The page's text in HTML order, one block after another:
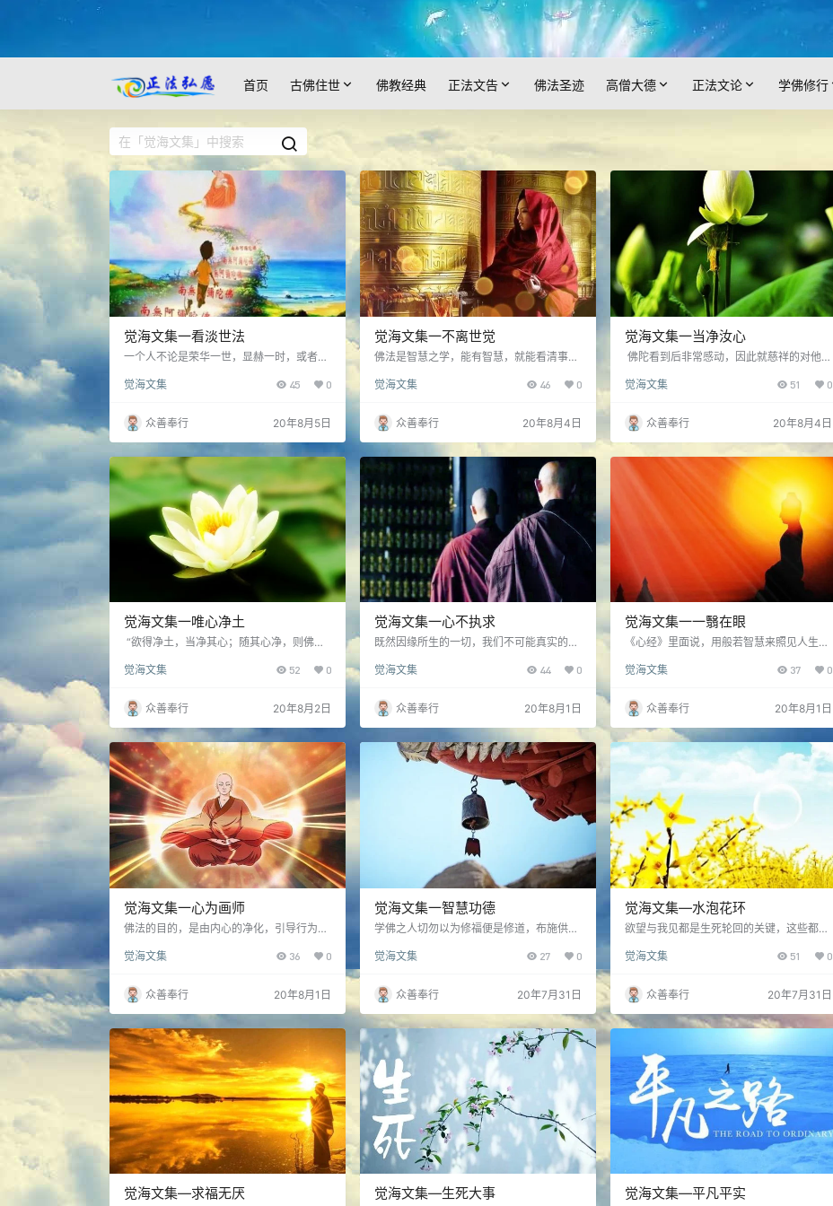
首页 古佛住世 佛教经典 正法文告 佛法圣迹 高僧大德 正法文论 学佛修行
觉海文集一看淡世法
一个人不论是荣华一世，显赫一时，或者穷
快抓住机会，真正发心学佛修行，把佛法学
觉海文集 45 0
众善奉行 20年8月5日
觉海文集一不离世觉
佛法是智慧之学，能有智慧，就能看清事
更加真实的心面对生命，更加喜悦的心面对
最根本的关怀……
觉海文集 46 0
众善奉行 20年8月4日
觉海文集一当净汝心
佛陀看到后非常感动，因此就慈祥的对他
净。”意思就是说，我们应当清净自己的内
成为净土了……
觉海文集 51 0
众善奉行 20年8月4日
觉海文集一唯心净土
“欲得净土，当净其心；随其心净，则佛土
法，身心世界自然得以庄严，世间也才能成
觉海文集 52 0
众善奉行 20年8月2日
觉海文集一心不执求
既然因缘所生的一切，我们不可能真实的拥
正的快乐就是无执无求。心不执求，心无挂
觉海文集 44 0
众善奉行 20年8月1日
觉海文集一一翳在眼
《心经》里面说，用般若智慧来照见人生现
放、柔软、尊重的态度去面对一切，虚心学
而有更大的慈悲和智慧。这种悲智的力量，
能使我们对生命……
觉海文集 37 0
众善奉行 20年8月1日
觉海文集一心为画师
佛法的目的，是由内心的净化，引导行为的
的清净。“心为一切巧画师”，只要时时调整
原本是一个贪欲、暴躁的人，也会渐渐变成
有一副柔和福泰的……
觉海文集 36 0
众善奉行 20年8月1日
觉海文集一智慧功德
学佛之人切勿以为修福便是修道，布施供
恶源，福德是救不了的，故说“招得来生不
觉海文集 27 0
众善奉行 20年7月31日
觉海文集—水泡花环
欲望与我见都是生死轮回的关键，这些都可
望每一个众生都能透过对无常的观照，认清
患……
觉海文集 51 0
众善奉行 20年7月31日
觉海文集—求福无厌 觉海文集—生死大事 觉海文集—平凡平实